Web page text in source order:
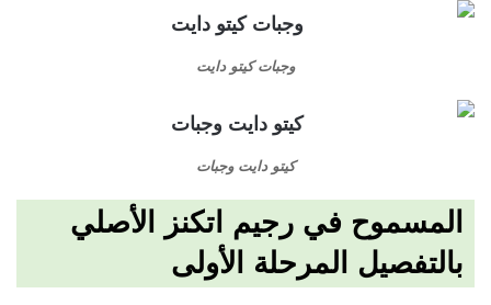
وجبات كيتو دايت
كيتو دايت وجبات
المسموح في رجيم اتكنز الأصلي
بالتفصيل المرحلة الأولى